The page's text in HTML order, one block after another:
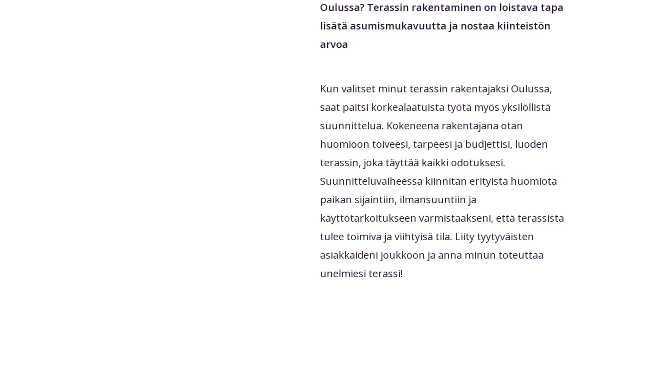
Oulussa? Terassin rakentaminen on loistava tapa
lisätä asumismukavuutta ja nostaa kiinteistön
arvoa
Kun valitset minut terassin rakentajaksi Oulussa,
saat paitsi korkealaatuista työtä myös yksilöllistä
suunnittelua. Kokeneena rakentajana otan
huomioon toiveesi, tarpeesi ja budjettisi, luoden
terassin, joka täyttää kaikki odotuksesi.
Suunnitteluvaiheessa kiinnitän erityistä huomiota
paikan sijaintiin, ilmansuuntiin ja
käyttötarkoitukseen varmistaakseni, että terassista
tulee toimiva ja viihtyisä tila. Liity tyytyväisten
asiakkaideni joukkoon ja anna minun toteuttaa
unelmiesi terassi!